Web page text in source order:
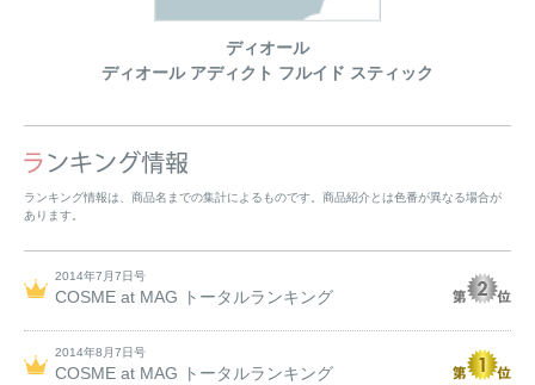
ディオール
ディオール アディクト フルイド スティック
ランキング情報は、商品名までの集計によるものです。商品紹介とは色番が異なる場合が
あります。
2014年7月7日号
COSME at MAG トータルランキング
2014年8月7日号
COSME at MAG トータルランキング